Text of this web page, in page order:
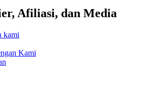
Afiliasi, dan Media
kami
Kami